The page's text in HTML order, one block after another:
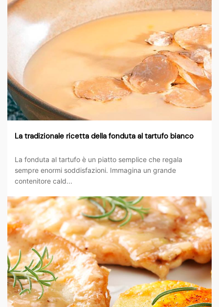
La tradizionale ricetta della fonduta al tartufo bianco
La fonduta al tartufo è un piatto semplice che regala
sempre enormi soddisfazioni. Immagina un grande
contenitore cald...